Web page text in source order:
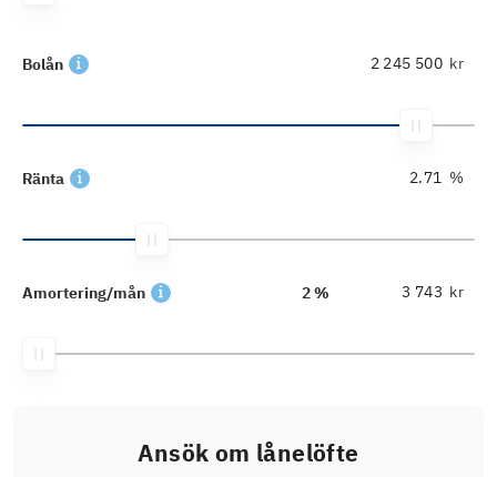
Bolån kr
Ränta %
Amortering/mån 2 % kr
Ansök om lånelöfte